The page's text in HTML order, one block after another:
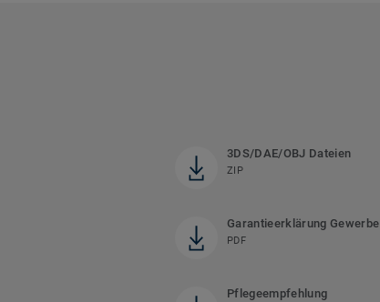
3DS/DAE/OBJ Dateien
ZIP
Garantieerklärung Gewerbe
PDF
Pflegeempfehlung